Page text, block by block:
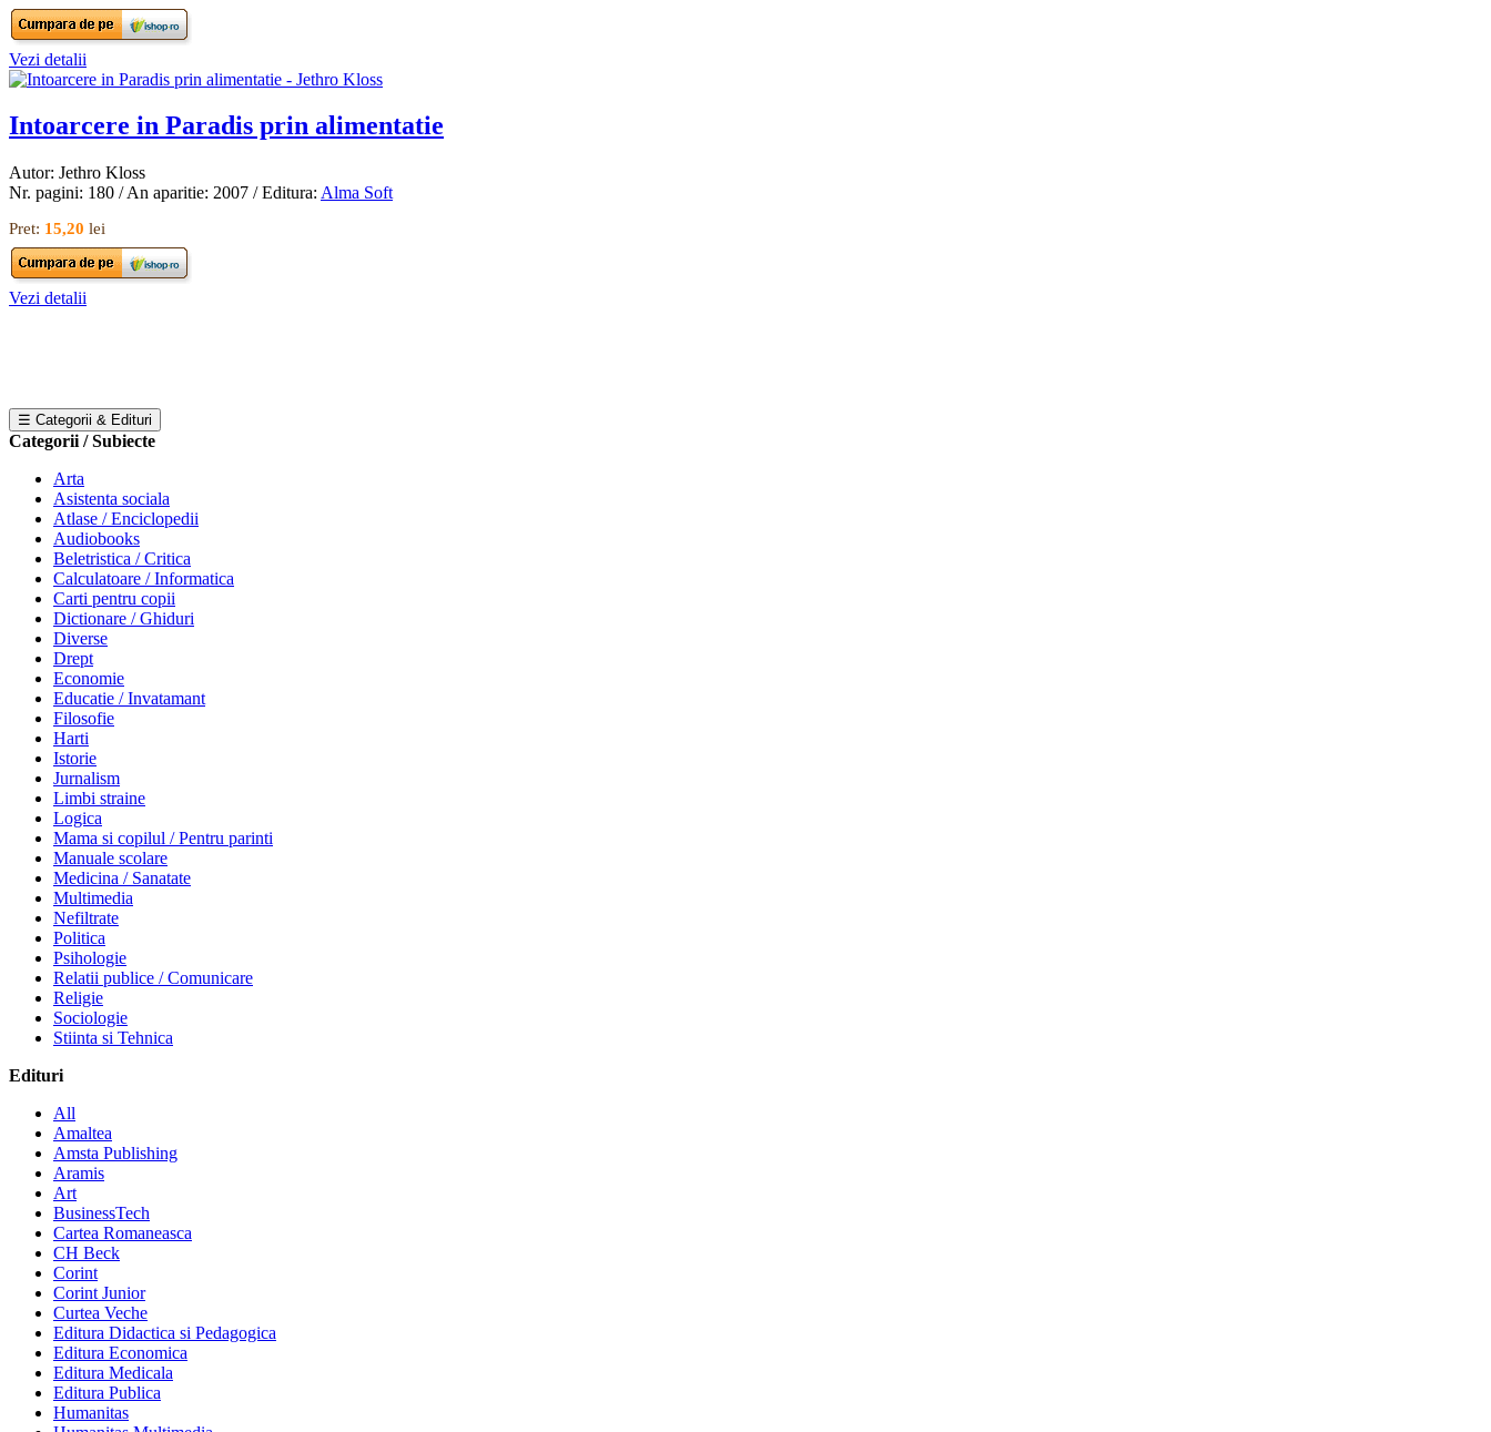
Vezi detalii
Intoarcere in Paradis prin alimentatie
Autor: Jethro Kloss
Nr. pagini: 180 / An aparitie: 2007 / Editura: Alma Soft
Pret: 15,20 lei
Vezi detalii
☰ Categorii & Edituri
Categorii / Subiecte
Arta
Asistenta sociala
Atlase / Enciclopedii
Audiobooks
Beletristica / Critica
Calculatoare / Informatica
Carti pentru copii
Dictionare / Ghiduri
Diverse
Drept
Economie
Educatie / Invatamant
Filosofie
Harti
Istorie
Jurnalism
Limbi straine
Logica
Mama si copilul / Pentru parinti
Manuale scolare
Medicina / Sanatate
Multimedia
Nefiltrate
Politica
Psihologie
Relatii publice / Comunicare
Religie
Sociologie
Stiinta si Tehnica
Edituri
All
Amaltea
Amsta Publishing
Aramis
Art
BusinessTech
Cartea Romaneasca
CH Beck
Corint
Corint Junior
Curtea Veche
Editura Didactica si Pedagogica
Editura Economica
Editura Medicala
Editura Publica
Humanitas